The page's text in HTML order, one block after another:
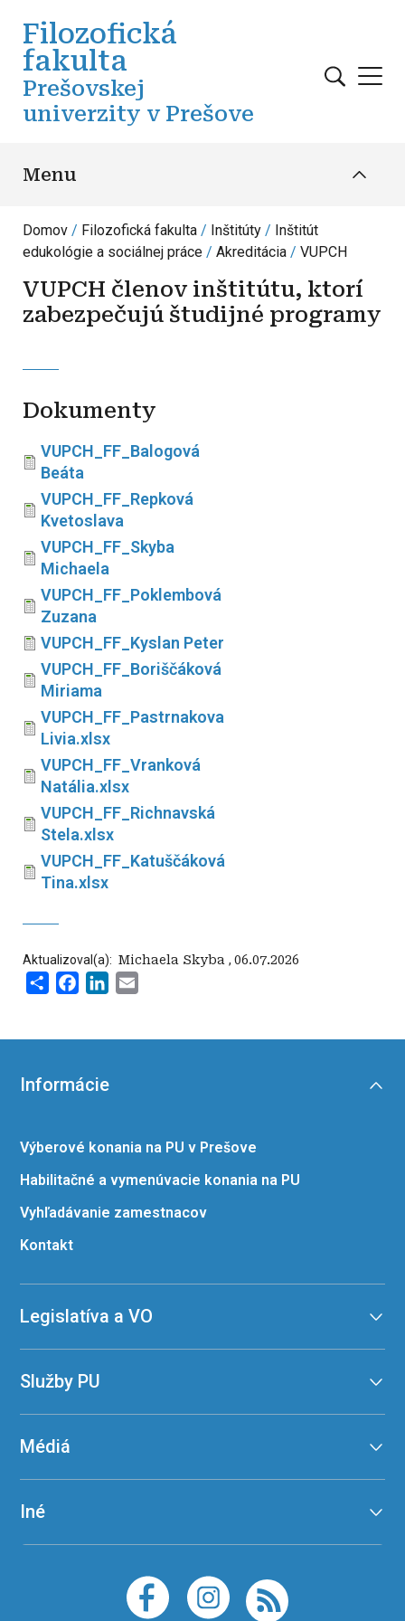
Filozofická
fakulta
Prešovskej
univerzity v Prešove
Menu
Domov Filozofická fakulta Inštitúty
Inštitút
edukológie a sociálnej práce
Akreditácia VUPCH
VUPCH členov inštitútu, ktorí
zabezpečujú študijné programy
Dokumenty
VUPCH_FF_Balogová
Beáta
VUPCH_FF_Repková
Kvetoslava
VUPCH_FF_Skyba
Michaela
VUPCH_FF_Poklembová
Zuzana
VUPCH_FF_Kyslan Peter
VUPCH_FF_Boriščáková
Miriama
VUPCH_FF_Pastrnakova
Livia.xlsx
VUPCH_FF_Vranková
Natália.xlsx
VUPCH_FF_Richnavská
Stela.xlsx
VUPCH_FF_Katuščáková
Tina.xlsx
Aktualizoval(a): ‍ Michaela Skyba , 06.07.2026
Share FacebookLinkedIn
Informácie
Výberové konania na PU v Prešove
Habilitačné a vymenúvacie konania na PU
Vyhľadávanie zamestnacov
Kontakt
Legislatíva a VO
Služby PU
Médiá
Iné